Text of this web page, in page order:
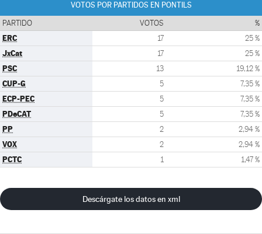
VOTOS POR PARTIDOS EN PONTILS
PARTIDO VOTOS %
ERC 17 25 %
JxCat 17 25 %
PSC 13 19,12 %
CUP-G 5 7,35 %
ECP-PEC 5 7,35 %
PDeCAT 5 7,35 %
PP 2 2,94 %
VOX 2 2,94 %
PCTC 1 1,47 %
Descárgate los datos en xml